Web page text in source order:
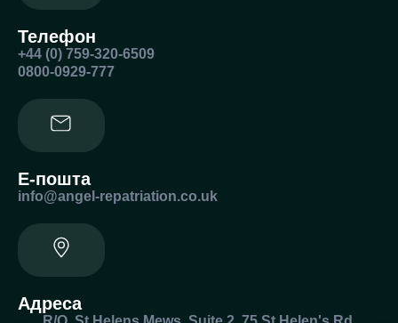
Телефон
+44 (0) 759-320-6509
0800-0929-777
Е-пошта
info@angel-repatriation.co.uk
Адреса